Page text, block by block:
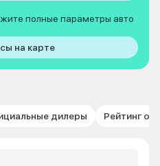
полные параметры авто
на карте
дилеры Рейтинг